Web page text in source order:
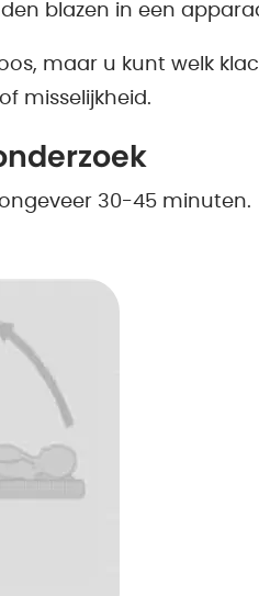
blazen in een
maar u kunt welk
misselijkheid.
30-45 minuten.